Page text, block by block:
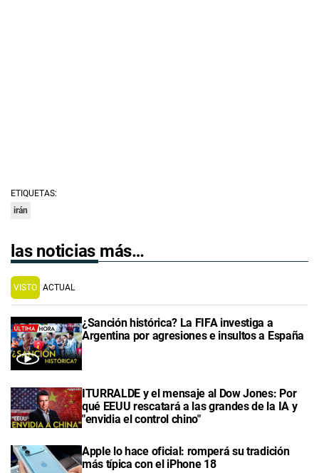
ETIQUETAS:
irán
las noticias más…
VISTO ACTUAL
¿Sanción histórica? La FIFA investiga a
Argentina por agresiones e insultos a España
ITURRALDE y el mensaje al Dow Jones: Por
qué EEUU rescatará a las grandes de la IA y
"envidia el control chino"
Apple lo hace oficial: romperá su tradición
más típica con el iPhone 18